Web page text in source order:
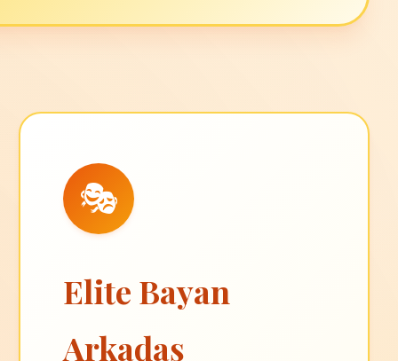
🎭
Elite Bayan
Arkadaş